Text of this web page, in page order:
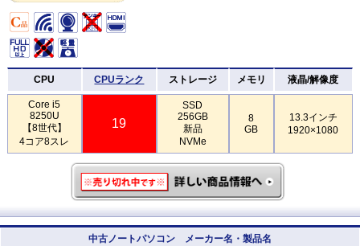
CPU CPUランク ストレージ メモリ 液晶/解像度
Core i5
8250U
【8世代】
4コア8スレ
19
SSD
256GB
新品
NVMe
8
GB
13.3インチ
1920×1080
中古ノートパソコン メーカー名・製品名